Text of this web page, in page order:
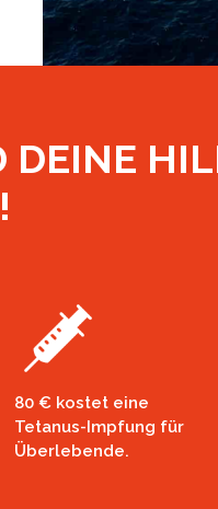
DEINE
80 € kostet eine
Tetanus-Impfung für
Überlebende.